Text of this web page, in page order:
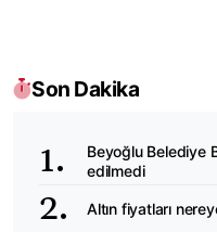
Son Dakika
Beyoğlu Belediye
edilmedi
Altın fiyatları